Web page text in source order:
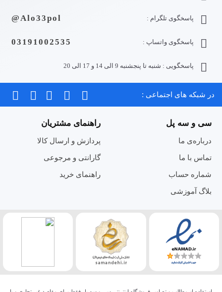
پاسخگوی تلگرام : Alo33pol@
پاسخگوی واتساپ : 03191002535
پاسخگویی : شنبه تا پنجشنبه 9 الی 14 و 17 الی 20
در شبکه های اجتماعی :
سی و سه پل
درباره‌ی ما
تماس با ما
شماره حساب
بلاگ آموزشی
راهنمای مشتریان
پردازش و ارسال کالا
گارانتی و مرجوعی
راهنمای خرید